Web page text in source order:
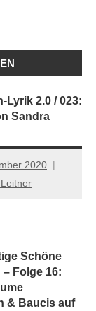
Lyrik 2.0 / 023:
Sandra
2020
Schöne
Folge 16:
& Baucis auf